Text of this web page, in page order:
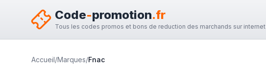
Code-promotion.fr
Tous les codes promos et bons de reduction des marchands sur internet
Accueil/Marques/Fnac